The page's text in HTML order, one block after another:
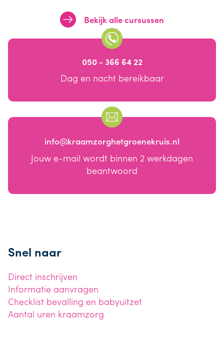
Bekijk alle cursussen
050 - 366 64 22
Dag en nacht bereikbaar
info@kraamzorghetgroenekruis.nl
Jouw e-mail wordt binnen 2 werkdagen
beantwoord
Snel naar
Direct inschrijven
Informatie aanvragen
Checklist bevalling en babyuitzet
Aantal uren kraamzorg